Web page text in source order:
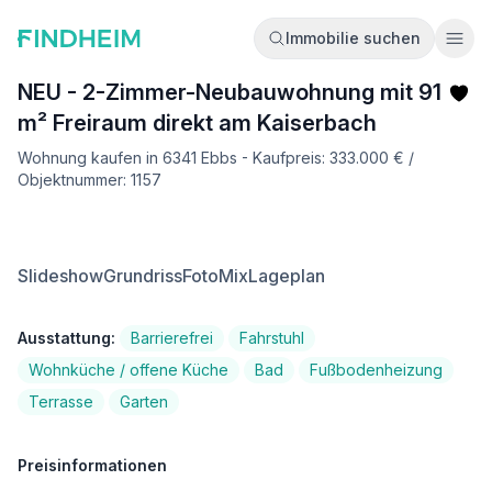
Immobilie suchen
NEU - 2-Zimmer-Neubauwohnung mit 91
m² Freiraum direkt am Kaiserbach
Wohnung kaufen in 6341 Ebbs - Kaufpreis: 333.000 € /
Objektnummer: 1157
SlideshowGrundrissFotoMixLageplan
Ausstattung: Barrierefrei
Fahrstuhl
Wohnküche / offene Küche
Bad
Fußbodenheizung
Terrasse
Garten
Preisinformationen